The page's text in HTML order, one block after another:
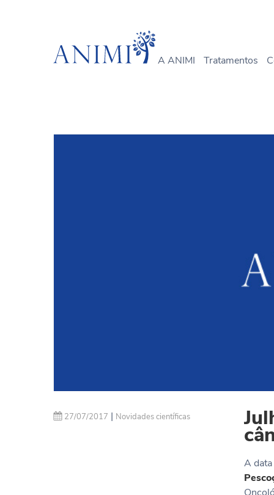
A ANIMI Tratamentos
27/07/2017 | Novidades científicas
A